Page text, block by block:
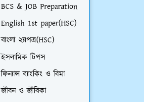
BCS & JOB Preparation
English 1st paper(HSC)
বাংলা ২য়পত্র(HSC)
ইসলামিক টিপস
ফিন্যান্স ব্যাংকিং ও বিমা
জীবন ও জীবিকা